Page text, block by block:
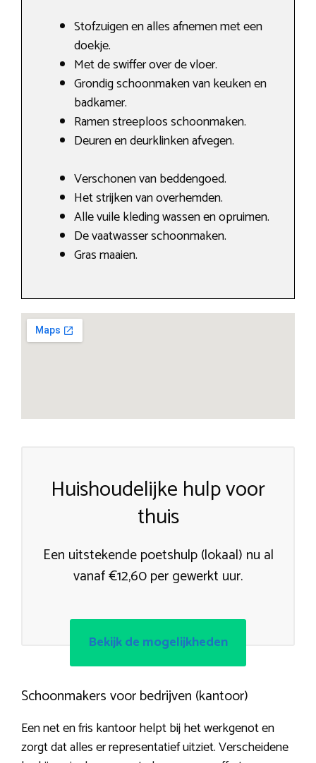
Stofzuigen en alles afnemen met een
doekje.
Met de swiffer over de vloer.
Grondig schoonmaken van keuken en
badkamer.
Ramen streeploos schoonmaken.
Deuren en deurklinken afvegen.
Verschonen van beddengoed.
Het strijken van overhemden.
Alle vuile kleding wassen en opruimen.
De vaatwasser schoonmaken.
Gras maaien.
Huishoudelijke hulp voor
thuis
Een uitstekende poetshulp (lokaal) nu al
vanaf €12,60 per gewerkt uur.
Bekijk de mogelijkheden
Schoonmakers voor bedrijven (kantoor)
Een net en fris kantoor helpt bij het werkgenot en
zorgt dat alles er representatief uitziet. Verscheidene